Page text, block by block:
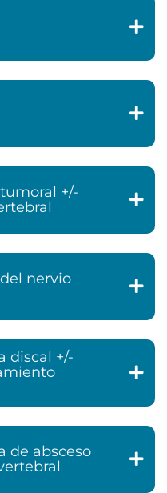
+/-
nervio
discal +/-
de absceso